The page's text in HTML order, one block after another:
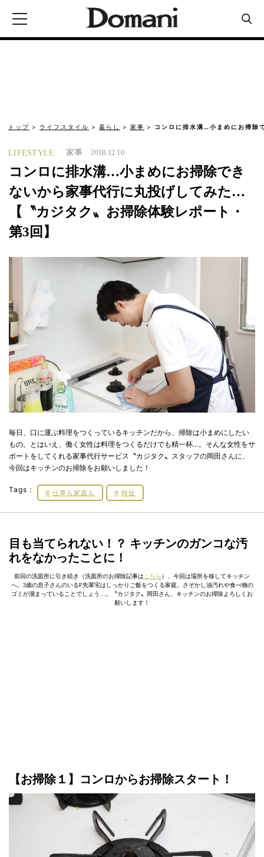
トップ ライフスタイル 暮らし 家事 コンロに排水溝…小まめにお掃除
LIFESTYLE 家事 2018.12.10
コンロに排水溝…小まめにお掃除でき
ないから家事代行に丸投げしてみた…
【〝カジタク〟お掃除体験レポート・
第3回】
毎日、口に運ぶ料理をつくっているキッチンだから、掃除は小まめにしたい
もの。とはいえ、働く女性は料理をつくるだけでも精一杯…。そんな女性をサ
ポートをしてくれる家事代行サービス〝カジタク〟スタッフの岡田さんに、
今回はキッチンのお掃除をお願いしました！
Tags： 仕事も家庭も 時短
目も当てられない！？ キッチンのガンコな汚
れをなかったことに！
前回の洗面所に引き続き（洗面所のお掃除記事は こちら）、今回は場所を移してキッチン
へ。3歳の息子さんのいるF先輩宅はしっかりご飯をつくる家庭。さぞかし油汚れや食べ物の
ゴミが溜まっていることでしょう…。〝カジタク〟岡田さん、キッチンのお掃除よろしくお
願いします！
【お掃除１】コンロからお掃除スタート！